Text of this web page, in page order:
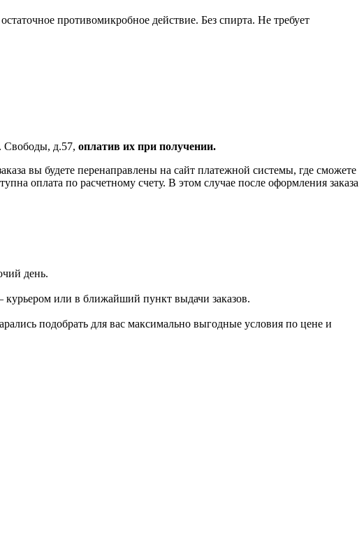
противомикробное действие. Без спирта. Не требует
Свободы, д.57, оплатив их при получении.
вы будете перенаправлены на сайт платежной системы, где сможете
оплата по расчетному счету. В этом случае после оформления заказа
день.
или в ближайший пункт выдачи заказов.
подобрать для вас максимально выгодные условия по цене и